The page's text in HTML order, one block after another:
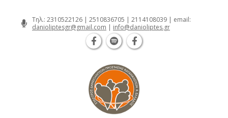
Τηλ.: 2310522126 | 2510836705 | 2114108039 | email:
danioliptesgr@gmail.com | info@danioliptes.gr